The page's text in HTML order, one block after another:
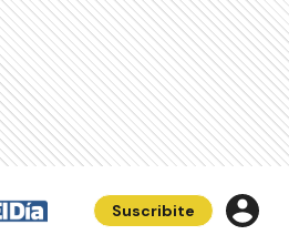
Suscribite